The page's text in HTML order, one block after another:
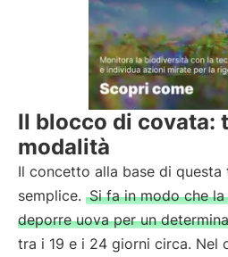
Il blocco di covata:
modalità
Il concetto alla base di questa
semplice. Si fa in modo che
deporre uova per un
tra i 19 e i 24 giorni circa. Nel